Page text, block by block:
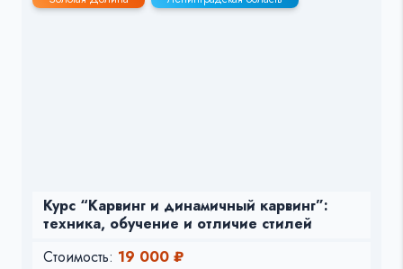
Курс “Карвинг и динамичный карвинг”:
техника, обучение и отличие стилей
Стоимость: 19 000 ₽